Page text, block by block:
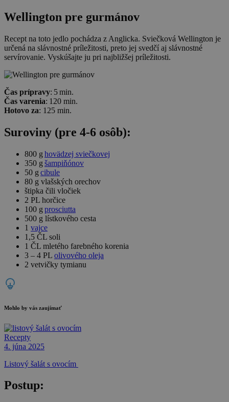
Wellington pre gurmánov
Recept na toto jedlo pochádza z Anglicka. Sviečková Wellington je
určená na slávnostné príležitosti, preto jej svedčí aj slávnostné
servírovanie. Vyskúšajte ju pri najbližšej príležitosti.
Čas prípravy: 5 min.
Čas varenia: 120 min.
Hotovo za: 125 min.
Suroviny (pre 4-6 osôb):
800 g hovädzej sviečkovej
350 g šampiňónov
50 g cibule
80 g vlašských orechov
štipka čili vločiek
2 PL horčice
100 g prosciutta
500 g lístkového cesta
1 vajce
1,5 ČL soli
1 ČL mletého farebného korenia
3 – 4 PL olivového oleja
2 vetvičky tymianu
Mohlo by vás zaujímať
Recepty
4. júna 2025
Listový šalát s ovocím
Postup: